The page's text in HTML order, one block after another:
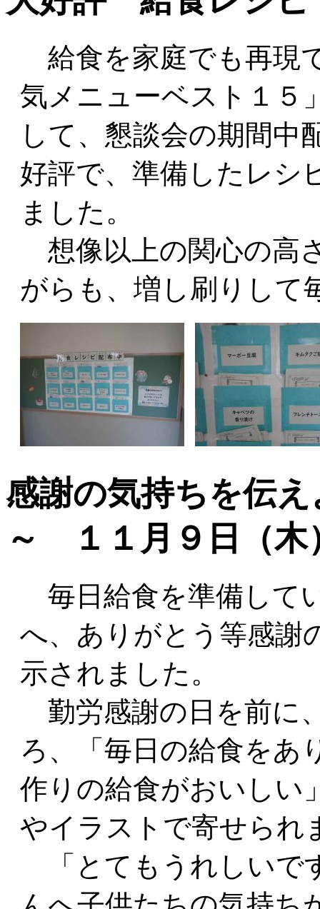
給食を家庭でも再現
気メニューベスト１５
して、懇談会の期間中
好評で、準備したレシ
ました。
想像以上の関心の高
がらも、増し刷りして
感謝の気持ちを伝
～ １１月９日（木
毎日給食を準備して
へ、ありがとう等感謝
示されました。
勤労感謝の日を前に
ろ、「毎日の給食をあ
作りの給食がおいしい
やイラストで寄せられ
「とてもうれしいで